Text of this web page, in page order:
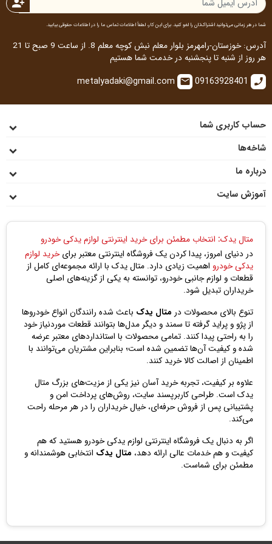
person_add
شما در هر زمانی می‌توانید اشتراک‌تان را لغو کنید. برای این کار، لطفاً اطلاعات تماس ما را در اطلاعات حقوقی بیابید.
آدرس: خوزستان-رامهرمز بلوار معلم نبش کوچه معلم 8. از ساعت 9 صبح تا 21
هر روز از شنبه تا پنجشنبه در خدمت شما هستیم
call
09163928401
email
حساب کاربری شما
شاخه‌ها
درباره ما
آموزش سایت
متال یدک: انتخاب مطمئن برای خرید اینترنتی لوازم یدکی خودرو
در دنیای امروز، پیدا کردن یک فروشگاه اینترنتی معتبر برایخرید لوازم
یدکی خودرو اهمیت زیادی دارد. متال یدک با ارائه مجموعه‌ای کامل از
قطعات و لوازم جانبی خودرو، توانسته به یکی از گزینه‌های اصلی
خریداران تبدیل شود.
تنوع بالای محصولات در متال یدک باعث شده رانندگان انواع خودروها
از پژو و پراید گرفته تا سمند و دیگر مدل‌ها بتوانند قطعات موردنیاز خود
را به راحتی پیدا کنند. تمامی محصولات با استانداردهای معتبر عرضه
شده و کیفیت آن‌ها تضمین شده است؛ بنابراین مشتریان می‌توانند با
اطمینان از اصالت کالا خرید کنند.
علاوه بر کیفیت، تجربه خرید آسان نیز یکی از مزیت‌های بزرگ متال
یدک است. طراحی کاربرپسند سایت، روش‌های پرداخت امن و
پشتیبانی پس از فروش حرفه‌ای، خیال خریداران را در هر مرحله راحت
می‌کند.
اگر به دنبال یک فروشگاه اینترنتی لوازم یدکی خودرو هستید که هم
کیفیت و هم خدمات عالی ارائه دهد، متال یدک انتخابی هوشمندانه و
مطمئن برای شماست.